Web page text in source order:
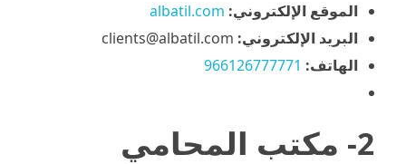
الموقع الإلكتروني: albatil.com
البريد الإلكتروني:
الهاتف: 966126777771
2- مكتب المحامي